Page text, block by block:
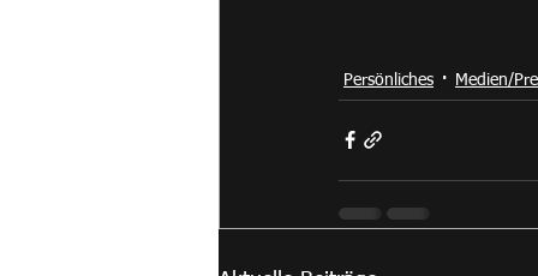
Persönliches Medien/